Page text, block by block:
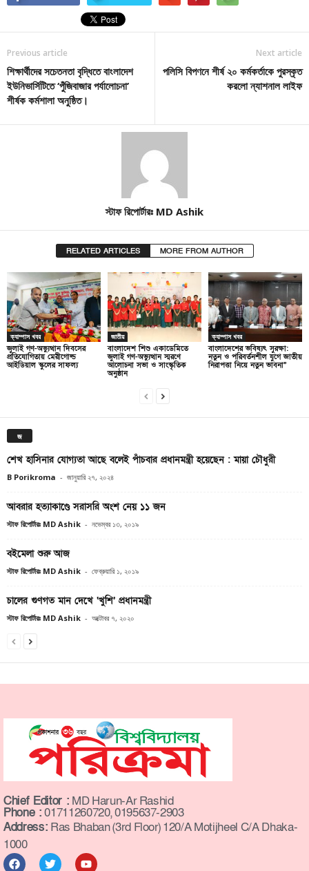
Previous article
শিক্ষার্থীদের সচেতনতা বৃদ্ধিতে বাংলাদেশ
ইউনিভার্সিটিতে ‘পুঁজিবাজার পর্যালোচনা’
শীর্ষক কর্মশালা অনুষ্ঠিত।
Next article
পলিসি বিপণনে শীর্ষ ২০ কর্মকর্তাকে পুরস্কৃত
করলো ন্যাশনাল লাইফ
স্টাফ রিপোর্টারঃ MD Ashik
RELATED ARTICLES MORE FROM AUTHOR
ক্যাম্পাস খবর
জুলাই গণ-অভ্যুত্থান দিবসের
প্রতিযোগিতায় মেরীগোল্ড
আইডিয়াল স্কুলের সাফল্য
জাতীয়
বাংলাদেশ শিশু একাডেমিতে
জুলাই গণ-অভ্যুত্থান স্মরণে
আলোচনা সভা ও সাংস্কৃতিক
অনুষ্ঠান
ক্যাম্পাস খবর
বাংলাদেশের ভবিষ্যৎ সুরক্ষা:
নতুন ও পরিবর্তনশীল যুগে জাতীয়
নিরাপত্তা নিয়ে নতুন ভাবনা”
জ
শেখ হাসিনার যোগ্যতা আছে বলেই পাঁচবার প্রধানমন্ত্রী হয়েছেন : মায়া চৌধুরী
B Porikroma - জানুয়ারি ২৭, ২০২৪
আবরার হত্যাকাণ্ডে সরাসরি অংশ নেয় ১১ জন
স্টাফ রিপোর্টারঃ MD Ashik - নভেম্বর ১৩, ২০১৯
বইমেলা শুরু আজ
স্টাফ রিপোর্টারঃ MD Ashik - ফেব্রুয়ারি ১, ২০১৯
চালের গুণগত মান দেখে ‘খুশি’ প্রধানমন্ত্রী
স্টাফ রিপোর্টারঃ MD Ashik - অক্টোবর ৭, ২০২০
Chief Editor : MD Harun-Ar Rashid
Phone :01711260720, 0195637-2903
Address: Ras Bhaban (3rd Floor) 120/A Motijheel C/A Dhaka-
1000